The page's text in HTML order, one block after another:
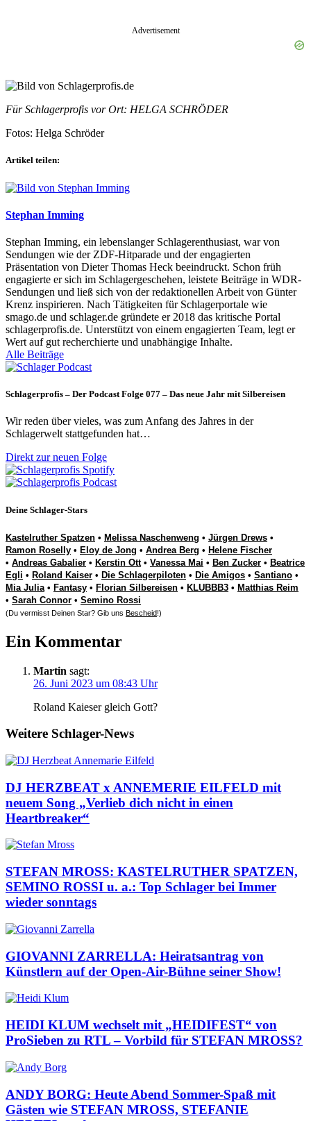
Advertisement
Für Schlagerprofis vor Ort: HELGA SCHRÖDER
Fotos: Helga Schröder
Artikel teilen:
Stephan Imming
Stephan Imming, ein lebenslanger Schlagerenthusiast, war von
Sendungen wie der ZDF-Hitparade und der engagierten
Präsentation von Dieter Thomas Heck beeindruckt. Schon früh
engagierte er sich im Schlagergeschehen, leistete Beiträge in WDR-
Sendungen und ließ sich von der redaktionellen Arbeit von Günter
Krenz inspirieren. Nach Tätigkeiten für Schlagerportale wie
smago.de und schlager.de gründete er 2018 das kritische Portal
schlagerprofis.de. Unterstützt von einem engagierten Team, legt er
Wert auf gut recherchierte und unabhängige Inhalte.
Alle Beiträge
Schlagerprofis – Der Podcast Folge 077 – Das neue Jahr mit Silbereisen
Wir reden über vieles, was zum Anfang des Jahres in der
Schlagerwelt stattgefunden hat…
Direkt zur neuen Folge
Deine Schlager-Stars
Kastelruther Spatzen • Melissa Naschenweng • Jürgen Drews •
Ramon Roselly • Eloy de Jong • Andrea Berg • Helene Fischer
• Andreas Gabalier • Kerstin Ott• Vanessa Mai • Ben Zucker • Beatrice
Egli • Roland Kaiser • Die Schlagerpiloten • Die Amigos • Santiano •
Mia Julia • Fantasy • Florian Silbereisen • KLUBBB3 • Matthias Reim
• Sarah Connor • Semino Rossi
(Du vermisst Deinen Star? Gib uns Bescheid!)
Ein Kommentar
Martin sagt:
26. Juni 2023 um 08:43 Uhr
Roland Kaieser gleich Gott?
Weitere Schlager-News
DJ HERZBEAT x ANNEMERIE EILFELD mit
neuem Song „Verlieb dich nicht in einen
Heartbreaker“
STEFAN MROSS: KASTELRUTHER SPATZEN,
SEMINO ROSSI u. a.: Top Schlager bei Immer
wieder sonntags
GIOVANNI ZARRELLA: Heiratsantrag von
Künstlern auf der Open-Air-Bühne seiner Show!
HEIDI KLUM wechselt mit „HEIDIFEST“ von
ProSieben zu RTL – Vorbild für STEFAN MROSS?
ANDY BORG: Heute Abend Sommer-Spaß mit
Gästen wie STEFAN MROSS, STEFANIE